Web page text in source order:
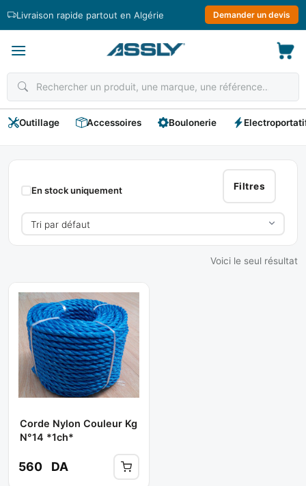
Livraison rapide partout en Algérie Demander un devis
Outillage Accessoires Boulonerie
Corde
Nylon
Filtres
En stock uniquement
Voici le seul résultat
Corde Nylon Couleur Kg
N°14 *1ch*
560 DA